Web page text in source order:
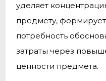
уделяет
предмету,
потребность
затраты через
ценности предмета.